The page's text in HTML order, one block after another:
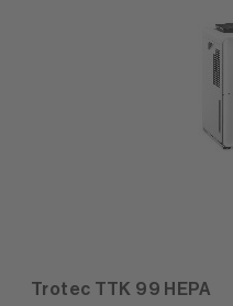
Trotec TTK 99 HEPA